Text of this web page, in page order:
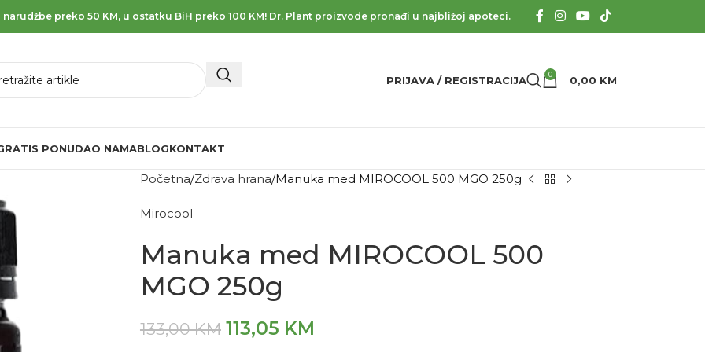
preko 50 KM, u ostatku BiH preko 100 KM! Dr. Plant proizvode pronađi u najbližoj apoteci.
PRIJAVA / REGISTRACIJA 0 0,00 KM
PONUDAO NAMABLOGKONTAKT
Početna Zdrava hrana Manuka med MIROCOOL 500 MGO 250g
Mirocool
Manuka med MIROCOOL 500
MGO 250g
133,00KM 113,05 KM